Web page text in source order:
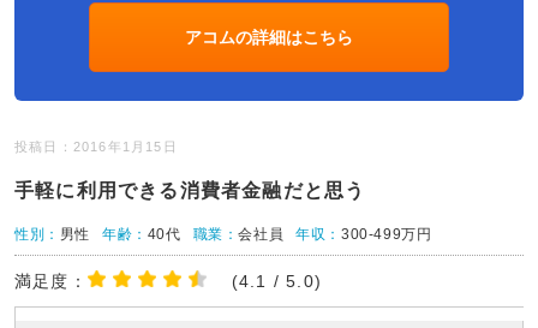
アコムの詳細はこちら
投稿日：2016年1月15日
手軽に利用できる消費者金融だと思う
性別： 男性 年齢： 40代 職業：会社員 年収：300-499万円
満足度： (4.1 / 5.0)